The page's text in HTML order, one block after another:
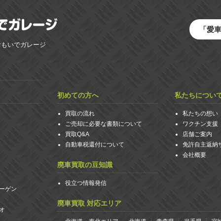
いでガレージ
「愛
ゲン
初めての方へ
買取の流れ
ご売却に必要な書類について
買取Q&A
自動車税還付について
廃車買取の豆知識
役立つ情報発信
私たちについ
私たちの想い
ワクチン支援
店舗ご案内
免許自主返納
会社概要
廃車買取 対応エリア